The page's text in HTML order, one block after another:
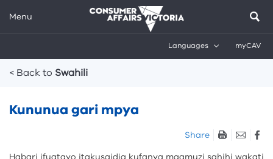
Menu
Languages myCAV
Breadcrumbs
< Back to Swahili
Kununua gari mpya
Share